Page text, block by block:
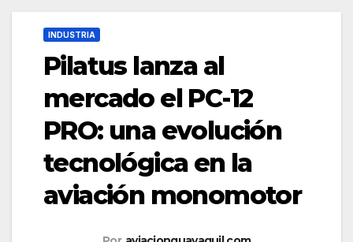
INDUSTRIA
Pilatus lanza al
mercado el PC-12
PRO: una evolución
tecnológica en la
aviación monomotor